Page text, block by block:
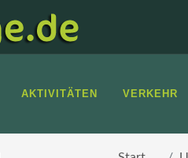
AKTIVITÄTEN VERKEHR